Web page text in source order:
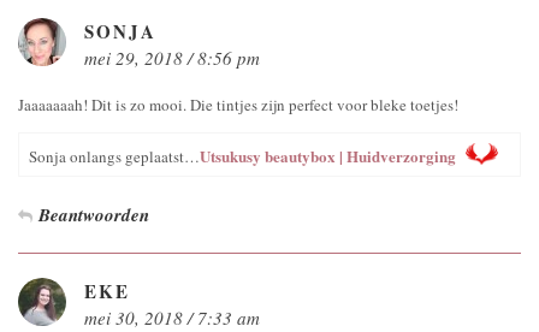
SONJA
mei 29, 2018 / 8:56 pm
Jaaaaaaah! Dit is zo mooi. Die tintjes zijn perfect voor bleke toetjes!
Sonja onlangs geplaatst…Utsukusy beautybox | Huidverzorging
Beantwoorden
EKE
mei 30, 2018 / 7:33 am